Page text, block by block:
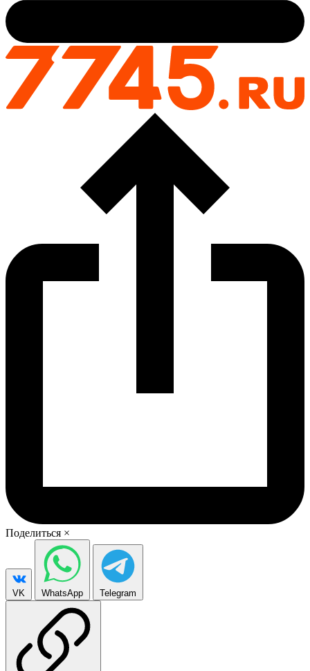
Поделиться ×
VK WhatsApp Telegram